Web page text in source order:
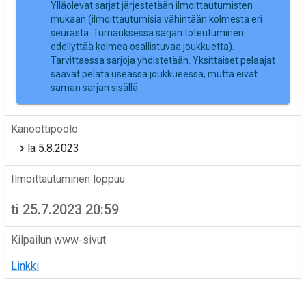
Ylläolevat sarjat järjestetään ilmoittautumisten
mukaan (ilmoittautumisia vähintään kolmesta eri
seurasta. Turnauksessa sarjan toteutuminen
edellyttää kolmea osallistuvaa joukkuetta).
Tarvittaessa sarjoja yhdistetään. Yksittäiset pelaajat
saavat pelata useassa joukkueessa, mutta eivät
saman sarjan sisällä.
Kanoottipoolo
la 5.8.2023
Ilmoittautuminen loppuu
ti 25.7.2023 20:59
Kilpailun www-sivut
Linkki